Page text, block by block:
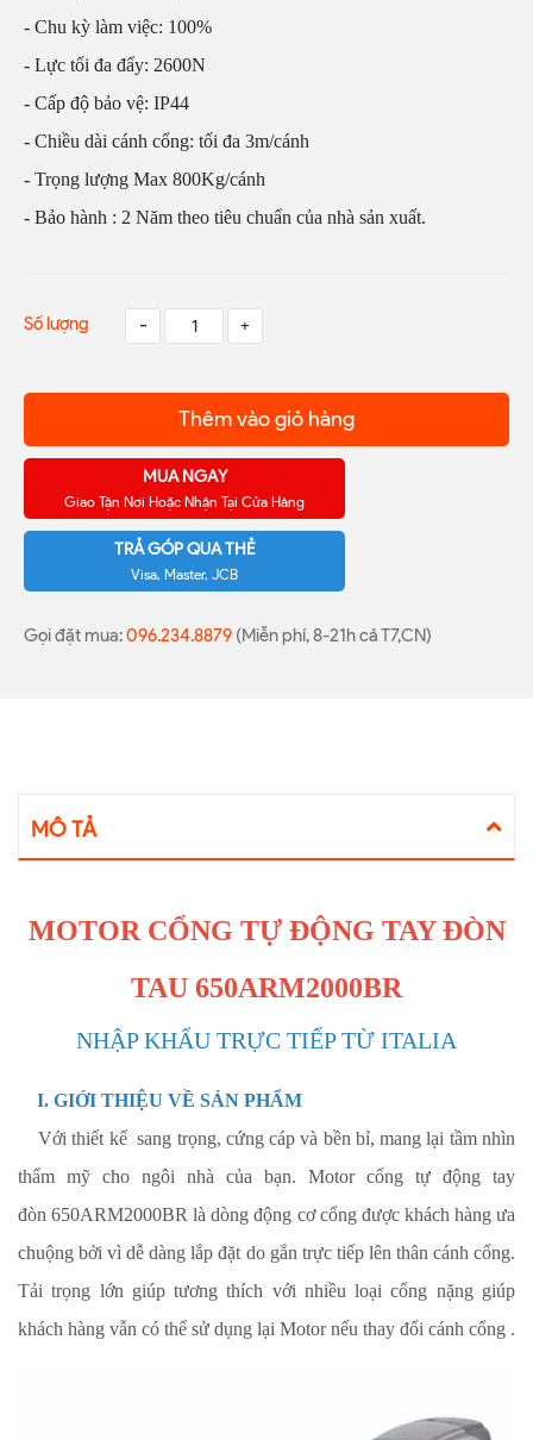
- Chu kỳ làm việc: 100%
- Lực tối đa đẩy: 2600N
- Cấp độ bảo vệ: IP44
- Chiều dài cánh cổng: tối đa 3m/cánh
- Trọng lượng Max 800Kg/cánh
- Bảo hành : 2 Năm theo tiêu chuẩn của nhà sản xuất.
Số lượng - +
Thêm vào giỏ hàng
MUA NGAY
Giao Tận Nơi Hoặc Nhận Tại Cửa Hàng
TRẢ GÓP QUA THẺ
Visa, Master, JCB
Gọi đặt mua:096.234.8879 (Miễn phí, 8-21h cả T7,CN)
MÔ TẢ
MOTOR CỔNG TỰ ĐỘNG TAY ĐÒN
TAU 650ARM2000BR
NHẬP KHẨU TRỰC TIẾP TỪ ITALIA
I. GIỚI THIỆU VỀ SẢN PHẨM
Với thiết kế sang trọng, cứng cáp và bền bỉ, mang lại tầm nhìn
thẩm mỹ cho ngôi nhà của bạn. Motor cổng tự động tay
đòn 650ARM2000BR là dòng động cơ cổng được khách hàng ưa
chuộng bởi vì dễ dàng lắp đặt do gắn trực tiếp lên thân cánh cổng.
Tải trọng lớn giúp tương thích với nhiều loại cổng nặng giúp
khách hàng vẫn có thể sử dụng lại Motor nếu thay đổi cánh cổng .